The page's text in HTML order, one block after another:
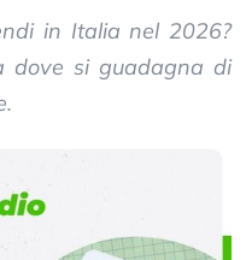
in Italia nel 2026?
dove si guadagna di